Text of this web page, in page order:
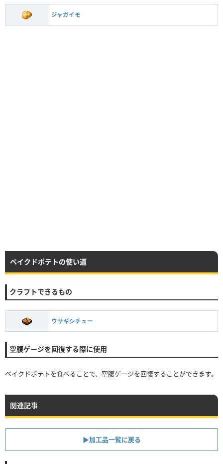
ジャガイモ
ベイクドポテトの使い道
クラフトできるもの
ウサギシチュー
空腹ゲージを回復する際に使用
ベイクドポテトを食べることで、空腹ゲージを回復することができます。
関連記事
▶︎加工品一覧に戻る